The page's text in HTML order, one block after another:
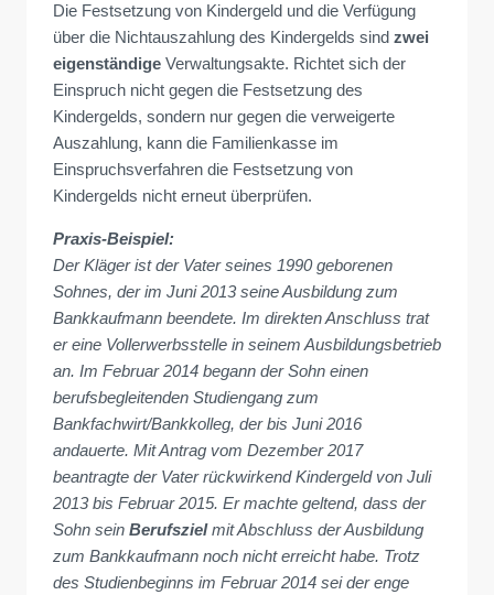
Die Festsetzung von Kindergeld und die Verfügung
über die Nichtauszahlung des Kindergelds sind zwei
eigenständige Verwaltungsakte. Richtet sich der
Einspruch nicht gegen die Festsetzung des
Kindergelds, sondern nur gegen die verweigerte
Auszahlung, kann die Familienkasse im
Einspruchsverfahren die Festsetzung von
Kindergelds nicht erneut überprüfen.
Praxis-Beispiel:
Der Kläger ist der Vater seines 1990 geborenen
Sohnes, der im Juni 2013 seine Ausbildung zum
Bankkaufmann beendete. Im direkten Anschluss trat
er eine Vollerwerbsstelle in seinem Ausbildungsbetrieb
an. Im Februar 2014 begann der Sohn einen
berufsbegleitenden Studiengang zum
Bankfachwirt/Bankkolleg, der bis Juni 2016
andauerte. Mit Antrag vom Dezember 2017
beantragte der Vater rückwirkend Kindergeld von Juli
2013 bis Februar 2015. Er machte geltend, dass der
Sohn sein Berufszielmit Abschluss der Ausbildung
zum Bankkaufmann noch nicht erreicht habe. Trotz
des Studienbeginns im Februar 2014 sei der enge